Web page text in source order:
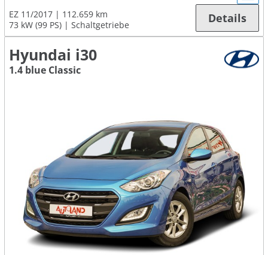
EZ 11/2017
112.659 km
73 kW (99 PS)
Schaltgetriebe Details
Hyundai i30
1.4 blue Classic